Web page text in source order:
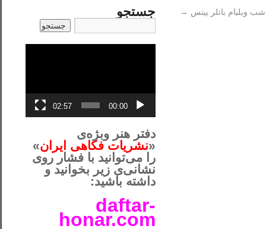
شب ویلیام باتلر ییتس → جستجو
00:00
02:57
دفتر هنر وبژه‌ی
«نشریات فکاهی ایران»
را می‌توانید با فشار روی
نشانی‌ی زیر بخوانید و
داشته باشید:
daftar-
honar.com